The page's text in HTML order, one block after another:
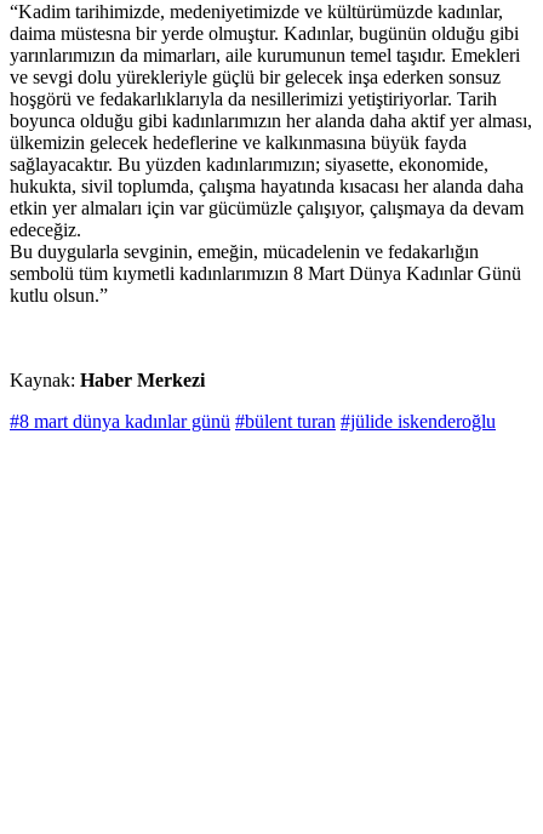
“Kadim tarihimizde, medeniyetimizde ve kültürümüzde kadınlar,
daima müstesna bir yerde olmuştur. Kadınlar, bugünün olduğu gibi
yarınlarımızın da mimarları, aile kurumunun temel taşıdır. Emekleri
ve sevgi dolu yürekleriyle güçlü bir gelecek inşa ederken sonsuz
hoşgörü ve fedakarlıklarıyla da nesillerimizi yetiştiriyorlar. Tarih
boyunca olduğu gibi kadınlarımızın her alanda daha aktif yer alması,
ülkemizin gelecek hedeflerine ve kalkınmasına büyük fayda
sağlayacaktır. Bu yüzden kadınlarımızın; siyasette, ekonomide,
hukukta, sivil toplumda, çalışma hayatında kısacası her alanda daha
etkin yer almaları için var gücümüzle çalışıyor, çalışmaya da devam
edeceğiz.
Bu duygularla sevginin, emeğin, mücadelenin ve fedakarlığın
sembolü tüm kıymetli kadınlarımızın 8 Mart Dünya Kadınlar Günü
kutlu olsun.”
Kaynak: Haber Merkezi
#8 mart dünya kadınlar günü #bülent turan #jülide iskenderoğlu